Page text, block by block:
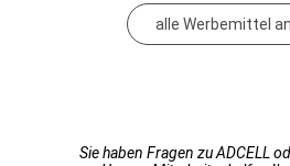
alle Werbemittel
Sie haben Fragen zu ADCELL